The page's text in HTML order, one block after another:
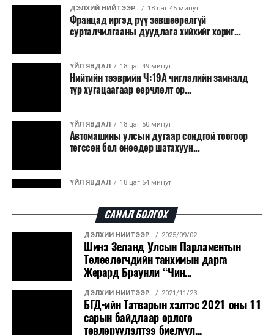
болдог. Зарим технологийн хувьд шаталтын дараа
үлдэх үнснээс фосфор зэрэг ашигт эрдсийг сэргээн
авах боломжтой аж.
Япон, Герман, Швейцар, Нидерланд, Өмнөд Солонгос
зэрэг улс лаг хатаах, шатаах технологийг ашиглаж
байна. Тухайлбал, Германд лаг шатаах үйлдвэрээс
ашигладаг бол Нидерландад төвлөрсөн лаг
боловсруулах үйлдвэрүүдээр дулаан, цахилгаан
эрчим хүч үйлдвэрлэдэг.
Ийнхүү лаг хатаах, шатаах технологийг лагийн
үйлдвэрлэх, нөөцийг дахин ашиглах чиглэлээр олон
улсад өргөн ашиглаж байна.
ДЭЛХИЙ НИЙТЭЭР.. 18 цаг 45 минут
Францад иргэд рүү зөвшөөрөлгүй
сурталчилгааны дуудлага хийхийг хориг...
ҮЙЛ ЯВДАЛ 18 цаг 49 минут
Нийтийн тээврийн Ч:19А чиглэлийн замналд
түр хугацаагаар өөрчлөлт ор...
ҮЙЛ ЯВДАЛ 18 цаг 50 минут
Автомашины улсын дугаар сондгой тоогоор
төгссөн бол өнөөдөр шатахуун...
ҮЙЛ ЯВДАЛ 18 цаг 54 минут
ДЭЛХИЙ НИЙТЭЭР.. 2026/08/06
“Уралдронзавод” компанийн ерөнхий
захирлын автомашиныг дэлбэлжээ...
ҮЙЛ ЯВДАЛ 2026/08/06
Сүхбаатар боомтоор тав хоногт 10 мянга гаруй
тонн АИ-92 автобензин и...
САНАЛ БОЛГОХ
ДЭЛХИЙ НИЙТЭЭР.. 2025/09/02
Шинэ Зеланд Улсын Парламентын
Төлөөлөгчдийн танхимын дарга
Жерард Браунли “Чин...
ДЭЛХИЙ НИЙТЭЭР.. 2021/11/23
БГД-ийн Татварын хэлтэс 2021 оны 11
сарын байдлаар орлого
төвлөрүүлэлтээ биелүүл...